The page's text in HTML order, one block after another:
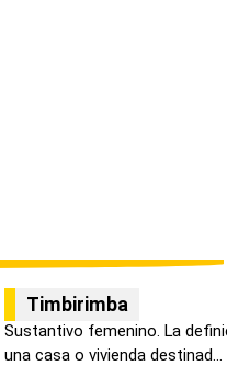
Timbirimba
Sustantivo femenino. La
una casa o vivienda destinad...